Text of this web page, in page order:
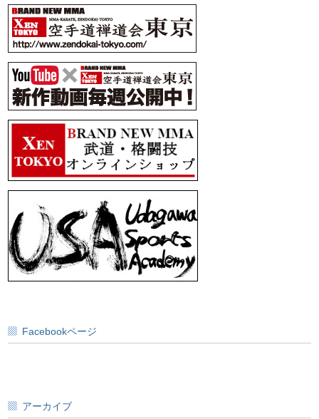
Facebookページ
アーカイブ